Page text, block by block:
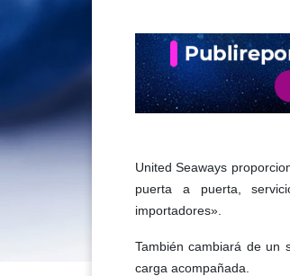
United Seaways
puerta a puerta,
importadores».
También cambiará de un
carga acompañada.